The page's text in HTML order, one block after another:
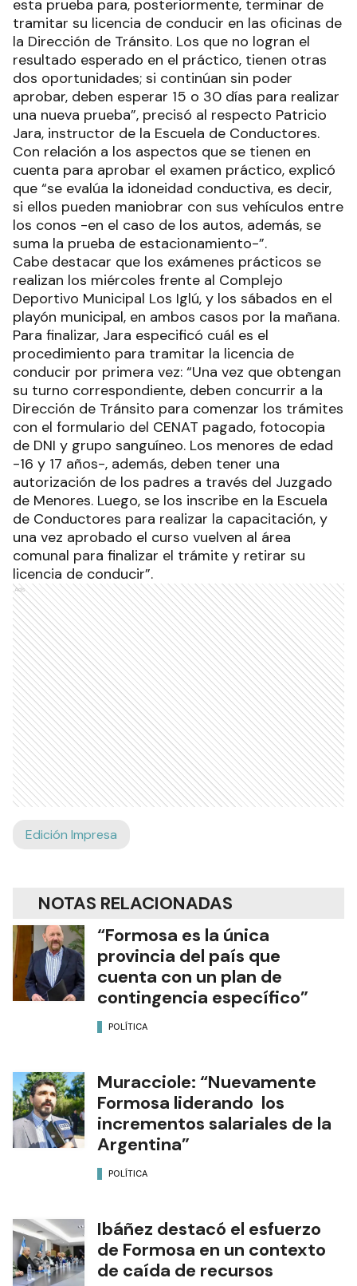
esta prueba para, posteriormente, terminar de
tramitar su licencia de conducir en las oficinas de
la Dirección de Tránsito. Los que no logran el
resultado esperado en el práctico, tienen otras
dos oportunidades; si continúan sin poder
aprobar, deben esperar 15 o 30 días para realizar
una nueva prueba”, precisó al respecto Patricio
Jara, instructor de la Escuela de Conductores.
Con relación a los aspectos que se tienen en
cuenta para aprobar el examen práctico, explicó
que “se evalúa la idoneidad conductiva, es decir,
si ellos pueden maniobrar con sus vehículos entre
los conos -en el caso de los autos, además, se
suma la prueba de estacionamiento-”.
Cabe destacar que los exámenes prácticos se
realizan los miércoles frente al Complejo
Deportivo Municipal Los Iglú, y los sábados en el
playón municipal, en ambos casos por la mañana.
Para finalizar, Jara especificó cuál es el
procedimiento para tramitar la licencia de
conducir por primera vez: “Una vez que obtengan
su turno correspondiente, deben concurrir a la
Dirección de Tránsito para comenzar los trámites
con el formulario del CENAT pagado, fotocopia
de DNI y grupo sanguíneo. Los menores de edad
-16 y 17 años-, además, deben tener una
autorización de los padres a través del Juzgado
de Menores. Luego, se los inscribe en la Escuela
de Conductores para realizar la capacitación, y
una vez aprobado el curso vuelven al área
comunal para finalizar el trámite y retirar su
licencia de conducir”.
Ads
Edición Impresa
NOTAS RELACIONADAS
“Formosa es la única
provincia del país que
cuenta con un plan de
contingencia específico”
POLÍTICA
Muracciole: “Nuevamente
Formosa liderando los
incrementos salariales de la
Argentina”
POLÍTICA
Ibáñez destacó el esfuerzo
de Formosa en un contexto
de caída de recursos